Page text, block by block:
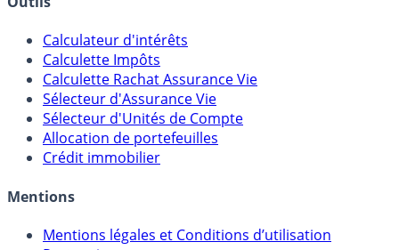
Calculateur d'intérêts
Calculette Impôts
Calculette Rachat Assurance Vie
Sélecteur d'Assurance Vie
Sélecteur d'Unités de Compte
Allocation de portefeuilles